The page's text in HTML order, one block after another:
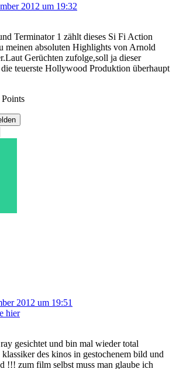
2012 um 19:32
Terminator 1 zählt dieses Si Fi Action
meinen absoluten Highlights von Arnold
Gerüchten zufolge,soll ja dieser
die teuerste Hollywood Produktion überhaupt
Points
2012 um 19:51
hier
gesichtet und bin mal wieder total
des kinos in gestochenem bild und
!!! zum film selbst muss man glaube ich